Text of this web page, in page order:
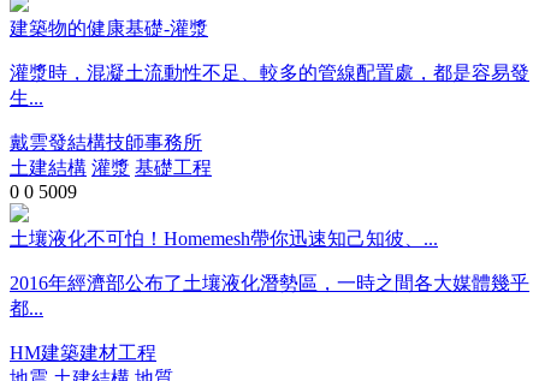
建築物的健康基礎-灌漿
灌漿時，混凝土流動性不足、較多的管線配置處，都是容易發
生...
戴雲發結構技師事務所
土建結構 灌漿 基礎工程
0 0 5009
土壤液化不可怕！Homemesh帶你迅速知己知彼、...
2016年經濟部公布了土壤液化潛勢區，一時之間各大媒體幾乎
都...
HM建築建材工程